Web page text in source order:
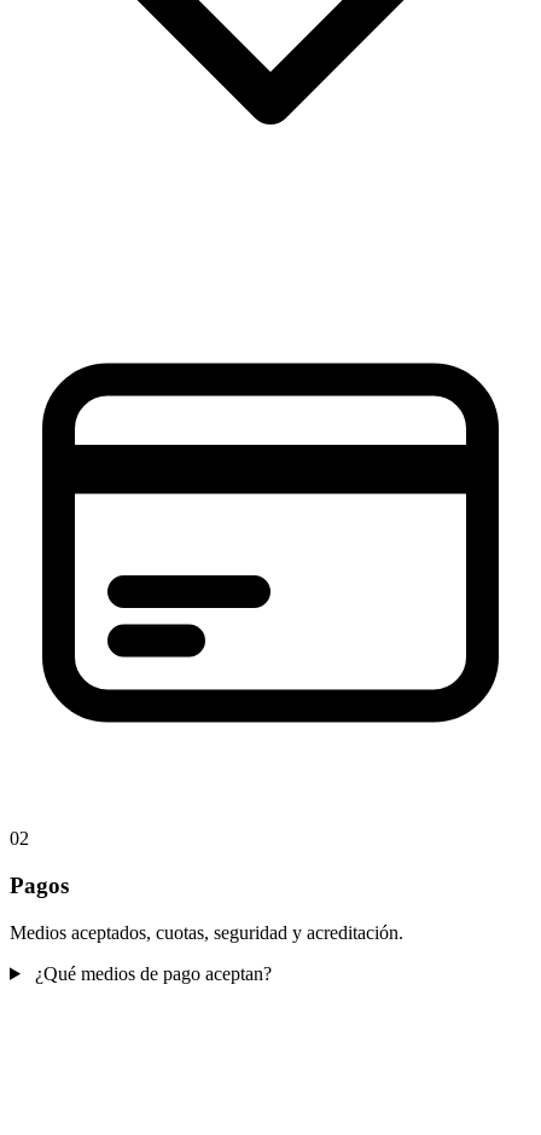
02
Pagos
Medios aceptados, cuotas, seguridad y acreditación.
¿Qué medios de pago aceptan?